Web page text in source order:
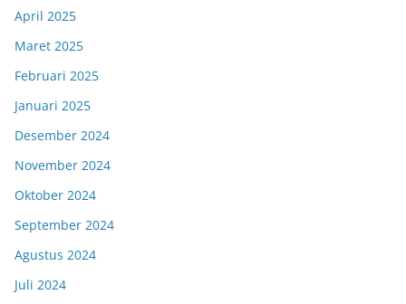
April 2025
Maret 2025
Februari 2025
Januari 2025
Desember 2024
November 2024
Oktober 2024
September 2024
Agustus 2024
Juli 2024